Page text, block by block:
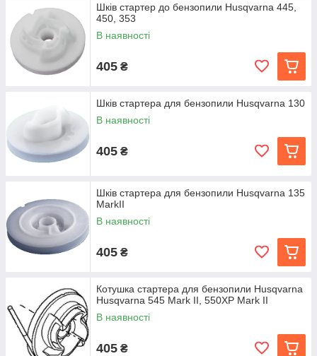
Шків стартер до бензопили Husqvarna 445,
450, 353
В наявності
405 ₴
Шків стартера для бензопили Husqvarna 130
В наявності
405 ₴
Шків стартера для бензопили Husqvarna 135
MarkII
В наявності
405 ₴
Котушка стартера для бензопили Husqvarna
Husqvarna 545 Mark II, 550XP Mark II
В наявності
405 ₴